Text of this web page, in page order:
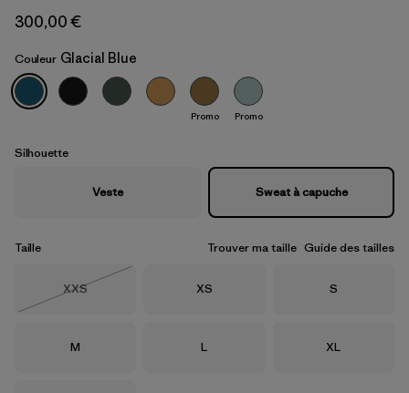
Glacial Blue
300,00 €
Couleur Glacial Blue
Promo Promo
Silhouette
Veste Sweat à capuche
Taille Trouver ma taille Guide des tailles
Taille
XXS
Taille
XS Taille
S
Taille
M Taille
L Taille
XL